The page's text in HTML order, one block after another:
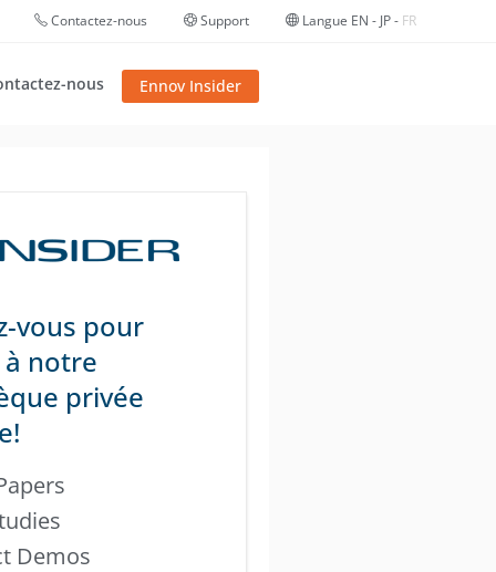
Contactez-nous Support Langue EN - JP- FR
nous Ennov Insider
vous pour
notre
privée
Demos